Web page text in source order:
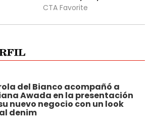
del Bianco acompañó a
Awada en la presentación
nuevo negocio con un look
denim